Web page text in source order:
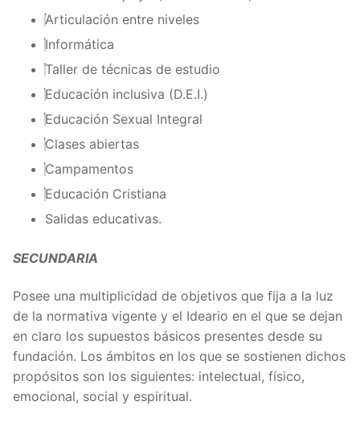
Articulación entre niveles
Informática
Taller de técnicas de estudio
Educación inclusiva (D.E.I.)
Educación Sexual Integral
Clases abiertas
Campamentos
Educación Cristiana
Salidas educativas.
SECUNDARIA
Posee una multiplicidad de objetivos que fija a la luz
de la normativa vigente y el Ideario en el que se dejan
en claro los supuestos básicos presentes desde su
fundación. Los ámbitos en los que se sostienen dichos
propósitos son los siguientes: intelectual, físico,
emocional, social y espiritual.